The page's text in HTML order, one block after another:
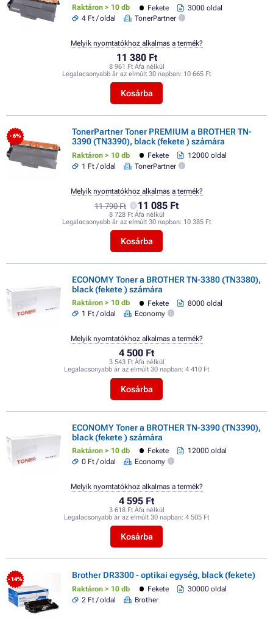
Raktáron > 10 db Fekete
3000 oldal
4 Ft / oldal
TonerPartner
11 380 Ft
8 961 Ft Áfa nélkül
Legalacsonyabb ár az elmúlt 30 napban: 10 665 Ft
Kosárba
Melyik nyomtatókhoz alkalmas a termék?
- 6%
TonerPartner Toner PREMIUM a BROTHER TN-
3390 (TN3390), black (fekete ) számára
Raktáron > 10 db Fekete
12000 oldal
1 Ft / oldal
TonerPartner
11 790 Ft 11 085 Ft
8 728 Ft Áfa nélkül
Legalacsonyabb ár az elmúlt 30 napban: 10 385 Ft
Kosárba
Melyik nyomtatókhoz alkalmas a termék?
ECONOMY Toner a BROTHER TN-3380 (TN3380),
black (fekete ) számára
Raktáron > 10 db Fekete
8000 oldal
1 Ft / oldal
Economy
4 500 Ft
3 543 Ft Áfa nélkül
Legalacsonyabb ár az elmúlt 30 napban: 4 410 Ft
Kosárba
Melyik nyomtatókhoz alkalmas a termék?
ECONOMY Toner a BROTHER TN-3390 (TN3390),
black (fekete ) számára
Raktáron > 10 db Fekete
12000 oldal
0 Ft / oldal
Economy
4 595 Ft
3 618 Ft Áfa nélkül
Legalacsonyabb ár az elmúlt 30 napban: 4 505 Ft
Kosárba
Melyik nyomtatókhoz alkalmas a termék?
- 14% Brother DR3300 - optikai egység, black (fekete)
Raktáron > 10 db Fekete
30000 oldal
2 Ft / oldal
Brother